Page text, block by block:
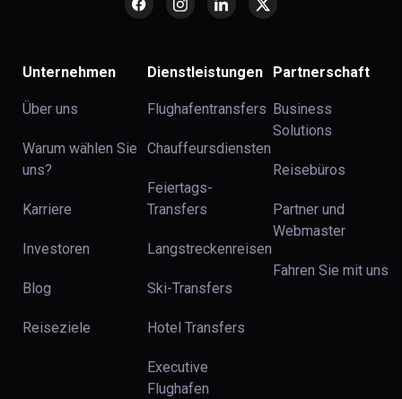
Unternehmen
Über uns
Warum wählen Sie
uns?
Karriere
Investoren
Blog
Reiseziele
Dienstleistungen
Flughafentransfers
Chauffeursdiensten
Feiertags-
Transfers
Langstreckenreisen
Ski-Transfers
Hotel Transfers
Executive
Flughafen
Partnerschaft
Business
Solutions
Reisebüros
Partner und
Webmaster
Fahren Sie mit uns